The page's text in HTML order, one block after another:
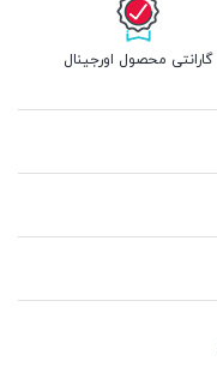
گارانتی محصول اورجینال